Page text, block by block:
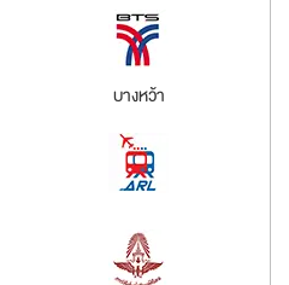
บางหว้า